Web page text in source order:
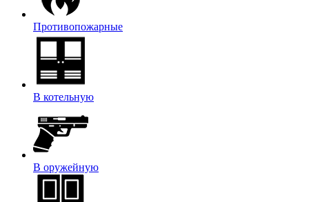
Противопожарные
В котельную
В оружейную